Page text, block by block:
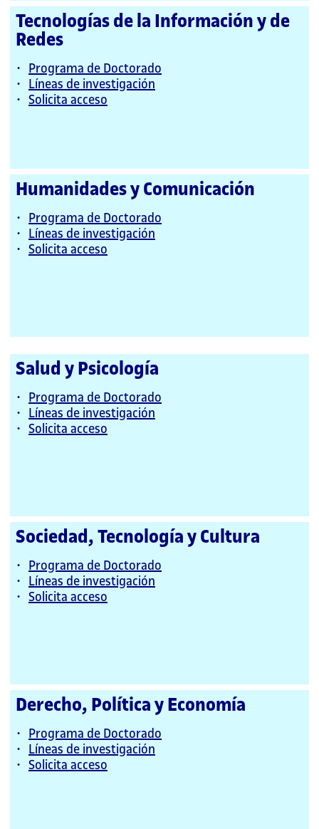
Tecnologías de la Información y de
Redes
Programa de Doctorado
Líneas de investigación
Solicita acceso
Humanidades y Comunicación
Programa de Doctorado
Líneas de investigación
Solicita acceso
Salud y Psicología
Programa de Doctorado
Líneas de investigación
Solicita acceso
Sociedad, Tecnología y Cultura
Programa de Doctorado
Líneas de investigación
Solicita acceso
Derecho, Política y Economía
Programa de Doctorado
Líneas de investigación
Solicita acceso